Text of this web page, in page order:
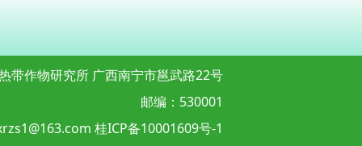
带作物研究所 广西南宁市邕武路22号
邮编：530001
桂ICP备10001609号-1